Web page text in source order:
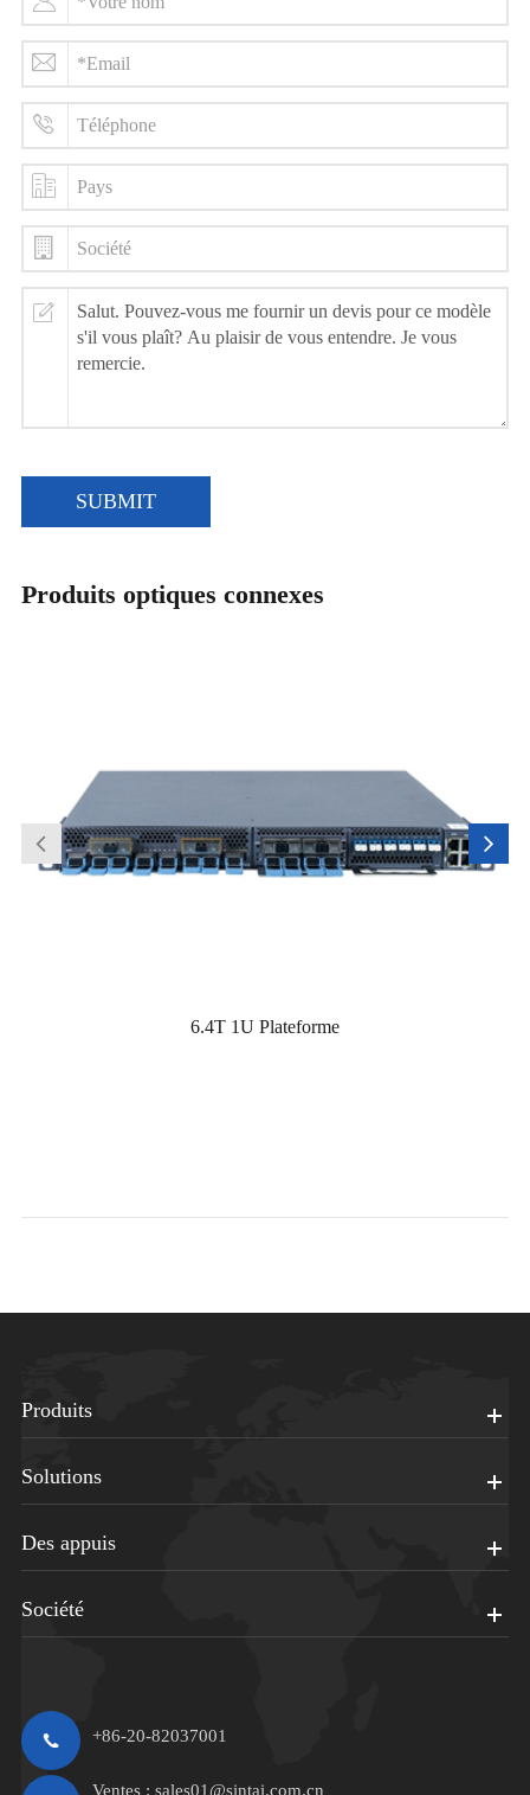
SUBMIT
Produits optiques connexes
6.4T 1U Plateforme
Produits
Solutions
Des appuis
Société
+86-20-82037001
Ventes : sales01@sintai.com.cn